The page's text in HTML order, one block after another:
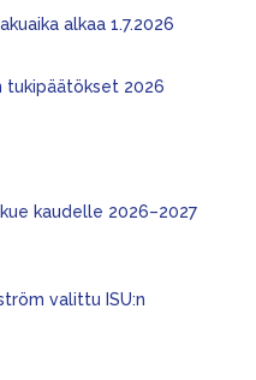
alkaa 1.7.2026
tukipäätökset 2026
kaudelle 2026–2027
valittu ISU:n